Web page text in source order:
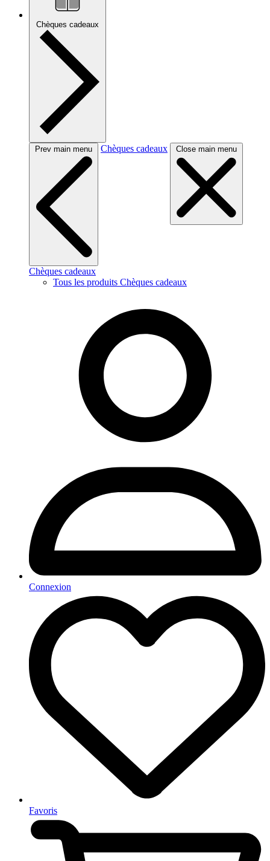
Chèques cadeaux
Prev main menu Chèques cadeaux Close main menu
Chèques cadeaux
Tous les produits Chèques cadeaux
Connexion
Favoris